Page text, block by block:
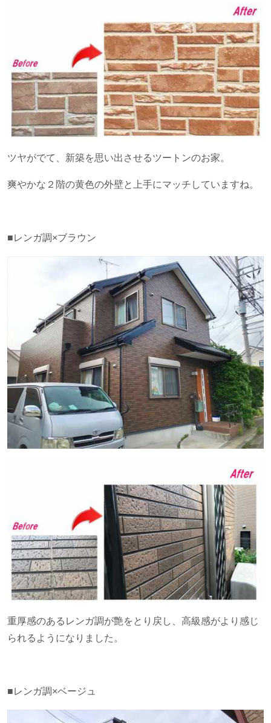
ツヤがでて、新築を思い出させるツートンのお家。
爽やかな２階の黄色の外壁と上手にマッチしていますね。
■レンガ調×ブラウン
重厚感のあるレンガ調が艶をとり戻し、高級感がより感じ
られるようになりました。
■レンガ調×ベージュ